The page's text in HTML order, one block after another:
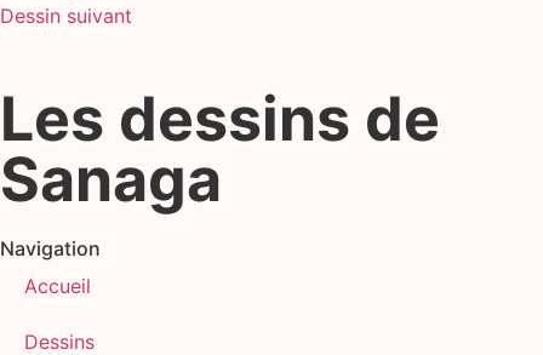
Dessin suivant
Les dessins de
Sanaga
Navigation
Accueil
Dessins